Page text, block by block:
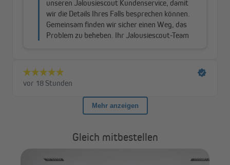
Gleich mitbestellen